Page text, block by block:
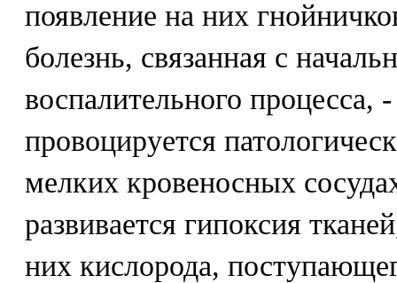
появление на них
болезнь, связанная с
воспалительного процесса,
провоцируется
мелких кровеносных
развивается гипоксия
них кислорода,